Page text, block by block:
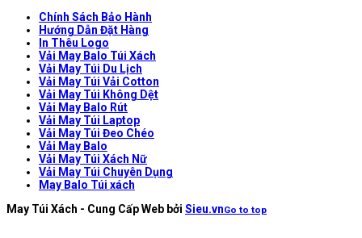
Chính Sách Bảo Hành
Hướng Dẫn Đặt Hàng
In Thêu Logo
Vải May Balo Túi Xách
Vải May Túi Du Lịch
Vải May Túi Vải Cotton
Vải May Túi Không Dệt
Vải May Balo Rút
Vải May Túi Laptop
Vải May Túi Đeo Chéo
Vải May Balo
Vải May Túi Xách Nữ
Vải May Túi Chuyên Dụng
May Balo Túi xách
May Túi Xách - Cung Cấp Web bởi Sieu.vnGo to top